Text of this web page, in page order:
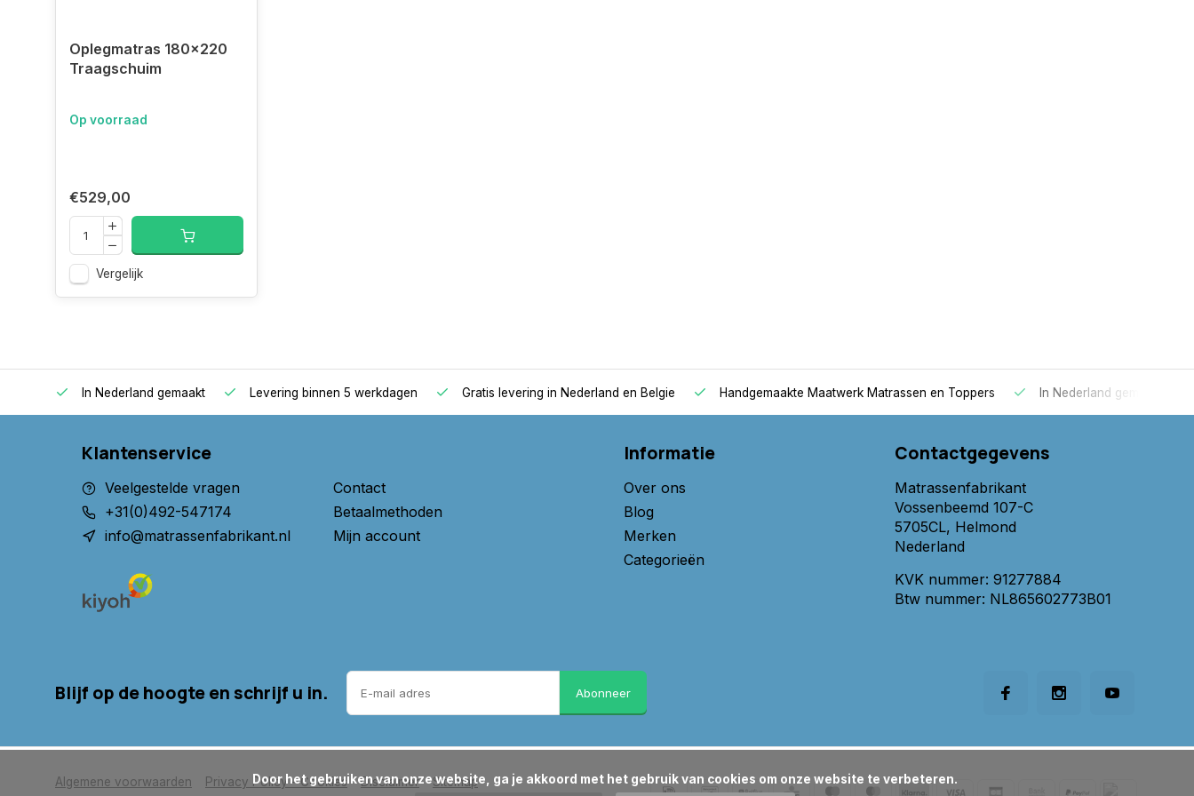
topmatras 220x180 visco,
topper 220x180 traagschuim, 220x180 nasa topmatras
Oplegmatras 180x220
Traagschuim
Op voorraad
€529,00
Vergelijk
In Nederland gemaakt Levering binnen 5 werkdagen Gratis levering in Nederland en Belgie Handgemaakte Maatwerk Matrassen en Toppers In Nederland gemaakt
Klantenservice
Veelgestelde vragen
+31(0)492-547174
info@matrassenfabrikant.nl
Contact
Betaalmethoden
Mijn account
Informatie
Over ons
Blog
Merken
Categorieën
Contactgegevens
Matrassenfabrikant
Vossenbeemd 107-C
5705CL, Helmond
Nederland
KVK nummer: 91277884
Btw nummer: NL865602773B01
Blijf op de hoogte en schrijf u in. Abonneer
Algemene voorwaarden Privacy Policy - Cookies Disclaimer
Sitemap
      Door het gebruiken van onze website, ga je akkoord met het gebruik van cookies om onze website te verbeteren.